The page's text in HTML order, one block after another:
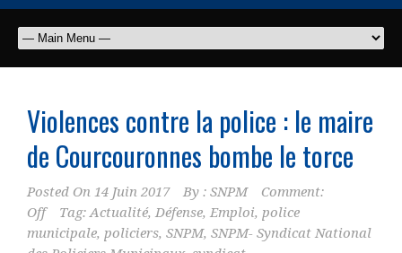
Violences contre la police : le maire
de Courcouronnes bombe le torce
Posted On 14 Juin 2017 By : SNPM
Comment:
Off
Tag:Actualité, Défense, Emploi, police
municipale, policiers, SNPM, SNPM- Syndicat National